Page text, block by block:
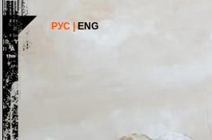
РУС |ENG